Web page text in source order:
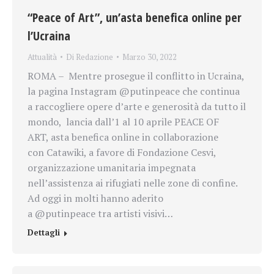
“Peace of Art”, un’asta benefica online per
l’Ucraina
Attualità Di Redazione Marzo 30, 2022
ROMA – Mentre prosegue il conflitto in Ucraina,
la pagina Instagram @putinpeace che continua
a raccogliere opere d’arte e generosità da tutto il
mondo, lancia dall’1 al 10 aprile PEACE OF
ART, asta benefica online in collaborazione
con Catawiki, a favore di Fondazione Cesvi,
organizzazione umanitaria impegnata
nell’assistenza ai rifugiati nelle zone di confine.
Ad oggi in molti hanno aderito
a @putinpeace tra artisti visivi…
Dettagli